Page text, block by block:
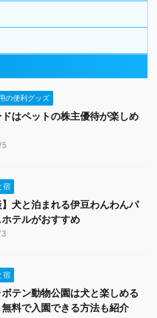
の便利グッズ
はペットの株主優待が楽しめ
宿
】犬と泊まれる伊豆わんわんパ
テルがおすすめ
宿
テン動物公園は犬と楽しめる
料で入園できる方法も紹介